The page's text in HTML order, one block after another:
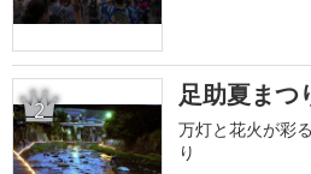
2 足助夏まつ
万灯と花火が彩
り